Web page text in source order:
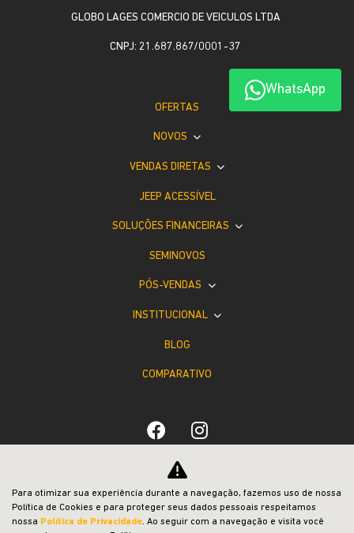
WhatsApp
GLOBO LAGES COMERCIO DE VEICULOS LTDA
CNPJ: 21.687.867/0001-37
OFERTAS
NOVOS
VENDAS DIRETAS
JEEP ACESSÍVEL
SOLUÇÕES FINANCEIRAS
SEMINOVOS
PÓS-VENDAS
INSTITUCIONAL
BLOG
COMPARATIVO
Desacelere. Seu bem maior é a vida.
Para otimizar sua experiência durante a navegação, fazemos uso de nossa
Política de Cookies e para proteger seus dados pessoais respeitamos
nossa Política de Privacidade. Ao seguir com a navegação e visita você